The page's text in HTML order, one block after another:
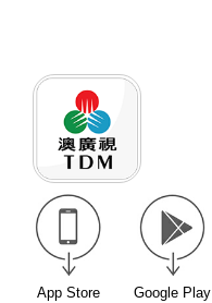
App Store Google Play